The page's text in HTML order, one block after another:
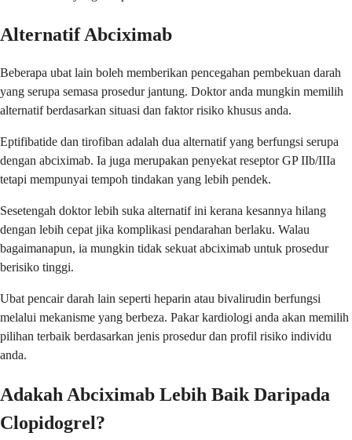
Alternatif Abciximab
Beberapa ubat lain boleh memberikan pencegahan pembekuan darah
yang serupa semasa prosedur jantung. Doktor anda mungkin memilih
alternatif berdasarkan situasi dan faktor risiko khusus anda.
Eptifibatide dan tirofiban adalah dua alternatif yang berfungsi serupa
dengan abciximab. Ia juga merupakan penyekat reseptor GP IIb/IIIa
tetapi mempunyai tempoh tindakan yang lebih pendek.
Sesetengah doktor lebih suka alternatif ini kerana kesannya hilang
dengan lebih cepat jika komplikasi pendarahan berlaku. Walau
bagaimanapun, ia mungkin tidak sekuat abciximab untuk prosedur
berisiko tinggi.
Ubat pencair darah lain seperti heparin atau bivalirudin berfungsi
melalui mekanisme yang berbeza. Pakar kardiologi anda akan memilih
pilihan terbaik berdasarkan jenis prosedur dan profil risiko individu
anda.
Adakah Abciximab Lebih Baik Daripada
Clopidogrel?